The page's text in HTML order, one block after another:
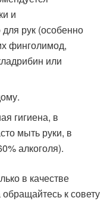
и
рук (особенно
финголимод,
или
гигиена, в
мыть руки, в
алкоголя).
в качестве
к совету